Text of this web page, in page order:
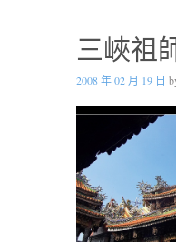
三峽祖
2008 年 02 月 19 日